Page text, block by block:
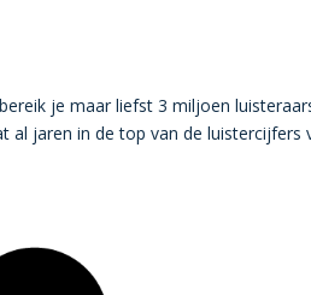
je maar liefst 3 miljoen
al jaren in de top van de luistercijfers